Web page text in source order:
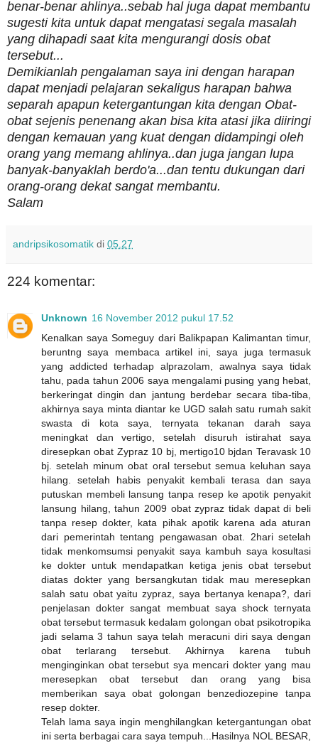
benar-benar ahlinya..sebab hal juga dapat membantu
sugesti kita untuk dapat mengatasi segala masalah
yang dihapadi saat kita mengurangi dosis obat
tersebut...
Demikianlah pengalaman saya ini dengan harapan
dapat menjadi pelajaran sekaligus harapan bahwa
separah apapun ketergantungan kita dengan Obat-
obat sejenis penenang akan bisa kita atasi jika diiringi
dengan kemauan yang kuat dengan didampingi oleh
orang yang memang ahlinya..dan juga jangan lupa
banyak-banyaklah berdo'a...dan tentu dukungan dari
orang-orang dekat sangat membantu.
Salam
andripsikosomatik di 05.27
224 komentar:
Unknown 16 November 2012 pukul 17.52
Kenalkan saya Someguy dari Balikpapan Kalimantan timur,
beruntng saya membaca artikel ini, saya juga termasuk
yang addicted terhadap alprazolam, awalnya saya tidak
tahu, pada tahun 2006 saya mengalami pusing yang hebat,
berkeringat dingin dan jantung berdebar secara tiba-tiba,
akhirnya saya minta diantar ke UGD salah satu rumah sakit
swasta di kota saya, ternyata tekanan darah saya
meningkat dan vertigo, setelah disuruh istirahat saya
diresepkan obat Zypraz 10 bj, mertigo10 bjdan Teravask 10
bj. setelah minum obat oral tersebut semua keluhan saya
hilang. setelah habis penyakit kembali terasa dan saya
putuskan membeli lansung tanpa resep ke apotik penyakit
lansung hilang, tahun 2009 obat zypraz tidak dapat di beli
tanpa resep dokter, kata pihak apotik karena ada aturan
dari pemerintah tentang pengawasan obat. 2hari setelah
tidak menkomsumsi penyakit saya kambuh saya kosultasi
ke dokter untuk mendapatkan ketiga jenis obat tersebut
diatas dokter yang bersangkutan tidak mau meresepkan
salah satu obat yaitu zypraz, saya bertanya kenapa?, dari
penjelasan dokter sangat membuat saya shock ternyata
obat tersebut termasuk kedalam golongan obat psikotropika
jadi selama 3 tahun saya telah meracuni diri saya dengan
obat terlarang tersebut. Akhirnya karena tubuh
menginginkan obat tersebut sya mencari dokter yang mau
meresepkan obat tersebut dan orang yang bisa
memberikan saya obat golongan benzediozepine tanpa
resep dokter.
Telah lama saya ingin menghilangkan ketergantungan obat
ini serta berbagai cara saya tempuh...Hasilnya NOL BESAR,